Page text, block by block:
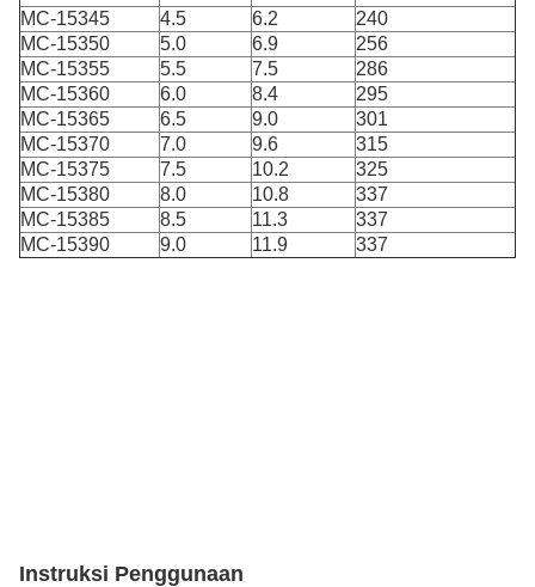
MC-15345
4.5 6.2
240
MC-15350
5.0 6.9
256
MC-15355
5.5 7.5
286
MC-15360
6.0 8.4
295
MC-15365
6.5 9.0
301
MC-15370
7.0 9.6
315
MC-15375
7.5 10.2
325
MC-15380
8.0 10.8
337
MC-15385
8.5 11.3
337
MC-15390
9.0 11.9 337
Instruksi Penggunaan